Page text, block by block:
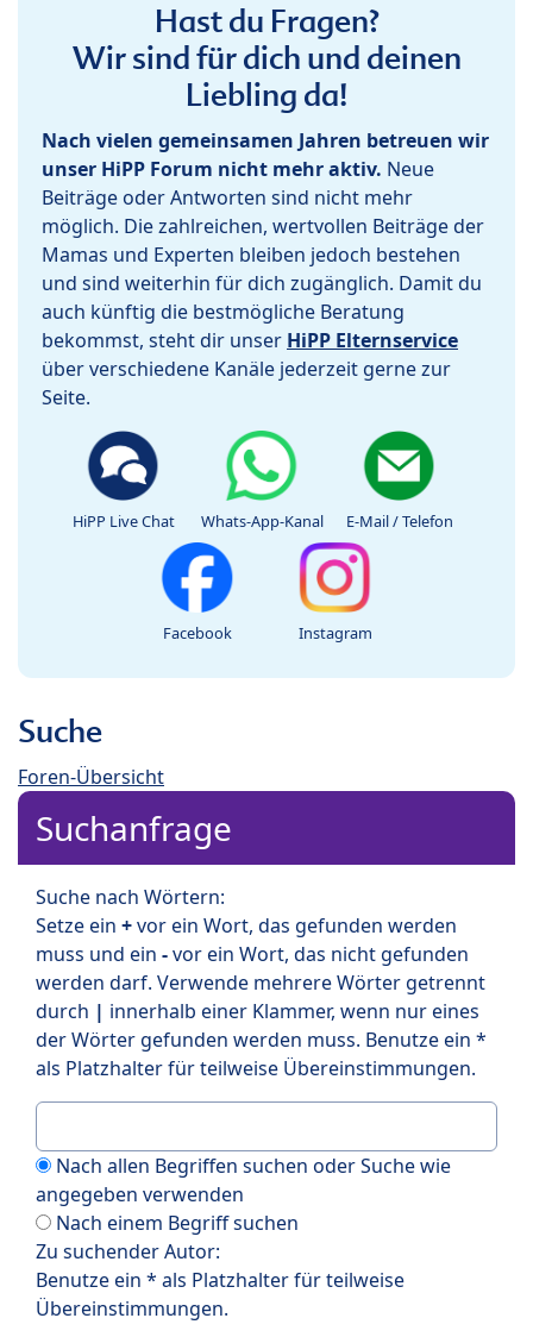
Hast du Fragen?
Wir sind für dich und deinen
Liebling da!
Nach vielen gemeinsamen Jahren betreuen wir
unser HiPP Forum nicht mehr aktiv. Neue
Beiträge oder Antworten sind nicht mehr
möglich. Die zahlreichen, wertvollen Beiträge der
Mamas und Experten bleiben jedoch bestehen
und sind weiterhin für dich zugänglich. Damit du
auch künftig die bestmögliche Beratung
bekommst, steht dir unser HiPP Elternservice
über verschiedene Kanäle jederzeit gerne zur
Seite.
HiPP Live Chat Whats-App-Kanal E-Mail / Telefon
Facebook Instagram
Suche
Foren-Übersicht
Suchanfrage
Suche nach Wörtern:
Setze ein +vor ein Wort, das gefunden werden
muss und ein -vor ein Wort, das nicht gefunden
werden darf. Verwende mehrere Wörter getrennt
durch | innerhalb einer Klammer, wenn nur eines
der Wörter gefunden werden muss. Benutze ein *
als Platzhalter für teilweise Übereinstimmungen.
Nach allen Begriffen suchen oder Suche wie
angegeben verwenden
Nach einem Begriff suchen
Zu suchender Autor:
Benutze ein * als Platzhalter für teilweise
Übereinstimmungen.